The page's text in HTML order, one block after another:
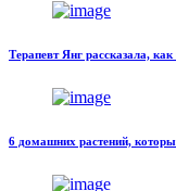
Терапевт Янг рассказала,
6 домашних растений,